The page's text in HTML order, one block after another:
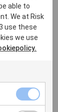
en
able to
We at Risk
use these
we use